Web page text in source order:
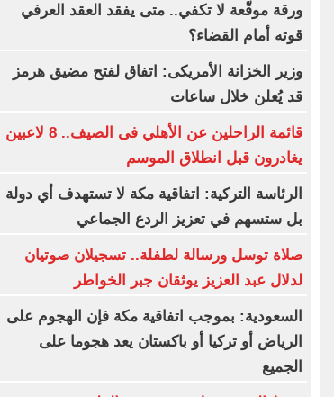
ورقة موقّعة لا تكفي.. متى يفقد العقد العرفي
قوته أمام القضاء؟
وزير الخزانة الأمريكى: اتفاق لفتح مضيق هرمز
قد يُعلن خلال ساعات
قائمة الراحلين عن الأهلي فى الصيف.. 8 لاعبين
يغادرون قبل انطلاق الموسم
الرئاسة التركية: اتفاقية مكة لا تستهدف أي دولة
بل ستسهم في تعزيز الردع الجماعي
صلاة توسل ورسالة لطفلة.. تسجيلان صوتيان
لدلال عبد العزيز يوثقان جبر الخواطر
السعودية: بموجب اتفاقية مكة فإن الهجوم على
الرياض أو تركيا أو باكستان يعد هجوما على
الجميع